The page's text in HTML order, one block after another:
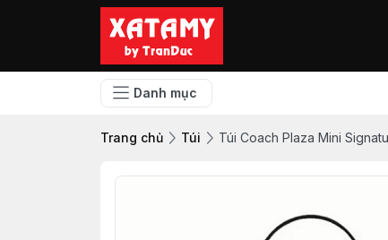
Danh mục
Trang chủ Túi Túi Coach Plaza Mini